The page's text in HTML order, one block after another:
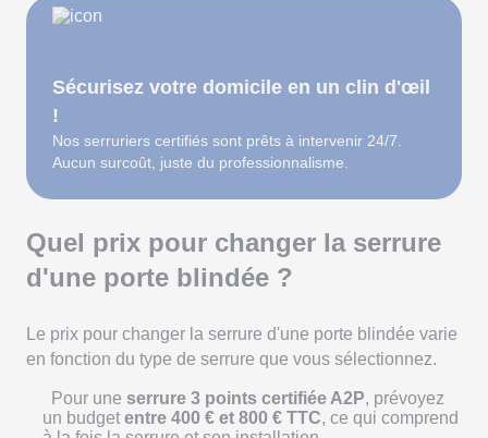
Sécurisez votre domicile en un clin d'œil
!
Nos serruriers certifiés sont prêts à intervenir 24/7.
Aucun surcoût, juste du professionnalisme.
Quel prix pour changer la serrure
d'une porte blindée ?
Le prix pour changer la serrure d'une porte blindée varie
en fonction du type de serrure que vous sélectionnez.
Pour une serrure 3 points certifiée A2P, prévoyez
un budget entre 400 € et 800 € TTC, ce qui comprend